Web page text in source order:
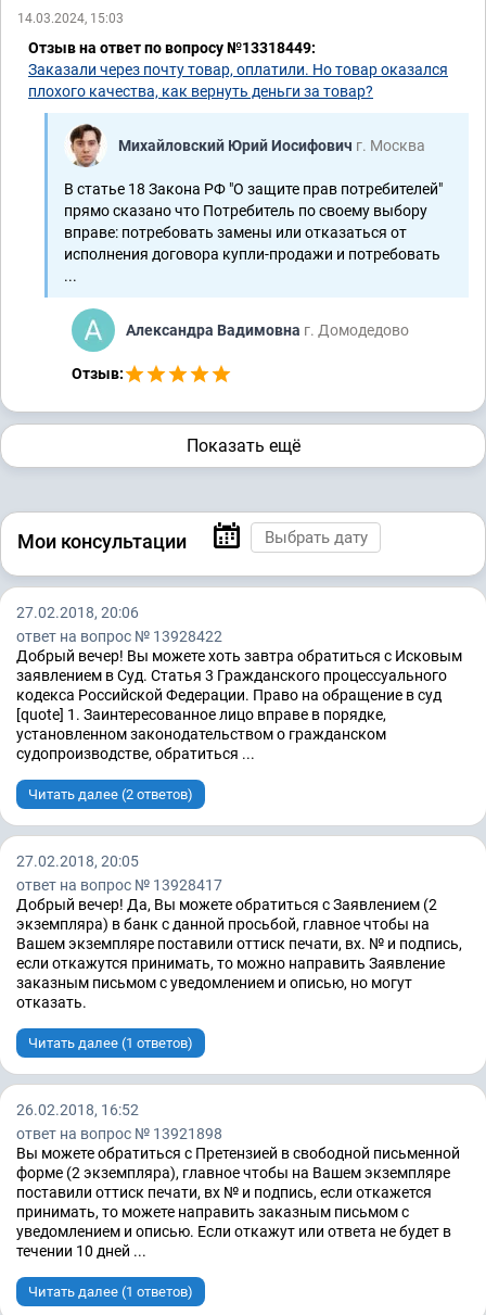
14.03.2024, 15:03
Отзыв на ответ по вопросу №13318449:
Заказали через почту товар, оплатили. Но товар оказался
плохого качества, как вернуть деньги за товар?
Михайловский Юрий Иосифович г. Москва
В статье 18 Закона РФ "О защите прав потребителей"
прямо сказано что Потребитель по своему выбору
вправе: потребовать замены или отказаться от
исполнения договора купли-продажи и потребовать
...
Александра Вадимовна г. Домодедово
Отзыв:
Показать ещё
Мои консультации
27.02.2018, 20:06
ответ на вопрос № 13928422
Добрый вечер! Вы можете хоть завтра обратиться с Исковым
заявлением в Суд. Статья 3 Гражданского процессуального
кодекса Российской Федерации. Право на обращение в суд
[quote] 1. Заинтересованное лицо вправе в порядке,
установленном законодательством о гражданском
судопроизводстве, обратиться ...
Читать далее (2 ответов)
27.02.2018, 20:05
ответ на вопрос № 13928417
Добрый вечер! Да, Вы можете обратиться с Заявлением (2
экземпляра) в банк с данной просьбой, главное чтобы на
Вашем экземпляре поставили оттиск печати, вх. № и подпись,
если откажутся принимать, то можно направить Заявление
заказным письмом с уведомлением и описью, но могут
отказать.
Читать далее (1 ответов)
26.02.2018, 16:52
ответ на вопрос № 13921898
Вы можете обратиться с Претензией в свободной письменной
форме (2 экземпляра), главное чтобы на Вашем экземпляре
поставили оттиск печати, вх № и подпись, если откажется
принимать, то можете направить заказным письмом с
уведомлением и описью. Если откажут или ответа не будет в
течении 10 дней ...
Читать далее (1 ответов)